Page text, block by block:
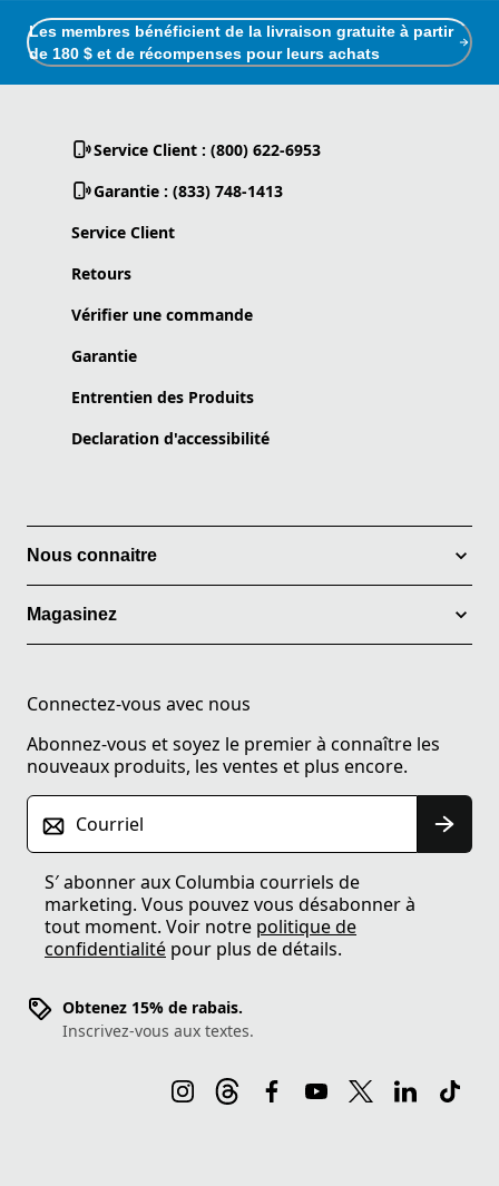
Les membres bénéficient de la livraison gratuite à partir
de 180 $ et de récompenses pour leurs achats
Service Client : (800) 622-6953
Garantie : (833) 748-1413
Service Client
Retours
Vérifier une commande
Garantie
Entrentien des Produits
Declaration d'accessibilité
Nous connaitre
Magasinez
Connectez-vous avec nous
Abonnez-vous et soyez le premier à connaître les
nouveaux produits, les ventes et plus encore.
Courriel
S′ abonner aux Columbia courriels de
marketing. Vous pouvez vous désabonner à
tout moment. Voir notre politique de
confidentialité pour plus de détails.
Obtenez 15% de rabais.
Inscrivez-vous aux textes.